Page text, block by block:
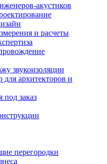
акустиков
и расчеты
звукоизоляции
архитекторов и
под заказ
перегородки